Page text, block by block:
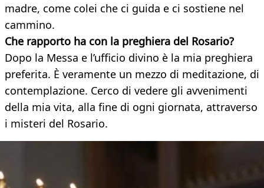
madre, come colei che ci guida e ci sostiene nel
cammino.
Che rapporto ha con la preghiera del Rosario?
Dopo la Messa e l’ufficio divino è la mia preghiera
preferita. È veramente un mezzo di meditazione, di
contemplazione. Cerco di vedere gli avvenimenti
della mia vita, alla fine di ogni giornata, attraverso
i misteri del Rosario.